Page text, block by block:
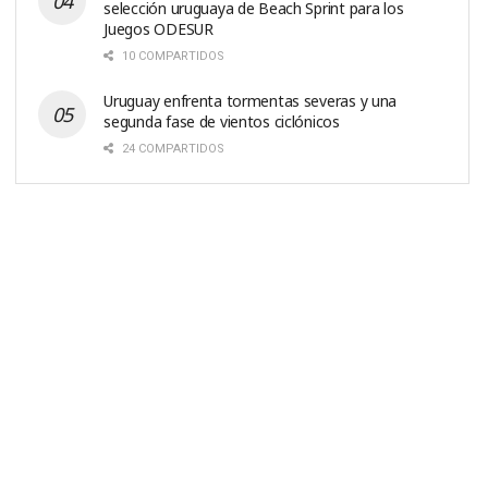
selección uruguaya de Beach Sprint para los
Juegos ODESUR
10 COMPARTIDOS
Uruguay enfrenta tormentas severas y una
segunda fase de vientos ciclónicos
24 COMPARTIDOS